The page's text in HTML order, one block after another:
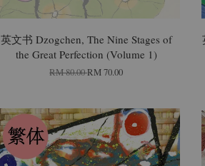
英文书 Dzogchen, The Nine Stages of
the Great Perfection (Volume 1)
RM 80.00RM 70.00